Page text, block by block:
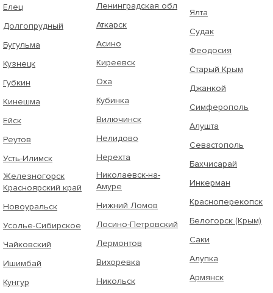
Елец
Долгопрудный
Бугульма
Кузнецк
Губкин
Кинешма
Ейск
Реутов
Усть-Илимск
Железногорск
Красноярский край
Новоуральск
Усолье-Сибирское
Чайковский
Ишимбай
Кунгур
Ленинградская обл
Аткарск
Асино
Киреевск
Оха
Кубинка
Вилючинск
Нелидово
Нерехта
Николаевск-на-
Амуре
Нижний Ломов
Лосино-Петровский
Лермонтов
Вихоревка
Никольск
Ялта
Судак
Феодосия
Старый Крым
Джанкой
Симферополь
Алушта
Севастополь
Бахчисарай
Инкерман
Красноперекопск
Белогорск (Крым)
Саки
Алупка
Армянск